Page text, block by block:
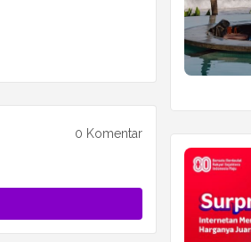
0 Komentar